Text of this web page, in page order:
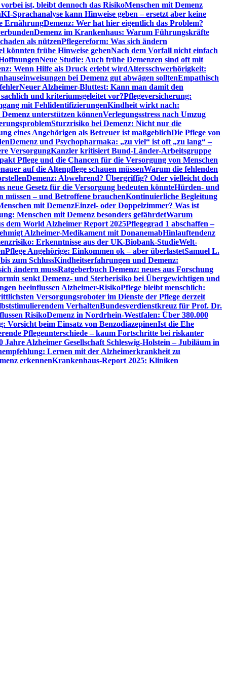
ist, bleibt dennoch das RisikoMenschen mit Demenz
KI-Sprachanalyse kann Hinweise geben – ersetzt aber keine
ErnährungDemenz: Wer hat hier eigentlich das Problem?
Demenz im Krankenhaus: Warum Führungskräfte
als nützenPflegereform: Was sich ändern
könnten frühe Hinweise gebenNach dem Vorfall nicht einfach
Neue Studie: Auch frühe Demenzen sind oft mit
Wenn Hilfe als Druck erlebt wirdAltersschwerhörigkeit:
bei Demenz gut abwägen solltenEmpathisch
Neuer Alzheimer-Bluttest: Kann man damit den
und kriteriumsgeleitet vor?Pflegeversicherung:
mit FehlidentifizierungenKindheit wirkt nach:
unterstützen könnenVerlegungsstress nach Umzug
Sturzrisiko bei Demenz: Nicht nur die
eines Angehörigen als Betreuer ist maßgeblichDie Pflege von
Demenz und Psychopharmaka: „zu viel“ ist oft „zu lang“ –
VersorgungKanzler kritisiert Bund-Länder-Arbeitsgruppe
Pflege und die Chancen für die Versorgung von Menschen
auf die Altenpflege schauen müssenWarum die fehlenden
Demenz: Abwehrend? Übergriffig? Oder vielleicht doch
neue Gesetz für die Versorgung bedeuten könnteHürden- und
– und Betroffene brauchenKontinuierliche Begleitung
mit DemenzEinzel- oder Doppelzimmer? Was ist
Menschen mit Demenz besonders gefährdetWarum
dem World Alzheimer Report 2025Pflegegrad 1 abschaffen –
Alzheimer-Medikament mit DonanemabHinlauftendenz
Erkenntnisse aus der UK-Biobank-StudieWelt-
Pflege Angehörige: Einkommen ok – aber überlastetSamuel L.
zum SchlussKindheitserfahrungen und Demenz:
ändern mussRatgeberbuch Demenz: neues aus Forschung
senkt Demenz- und Sterberisiko bei Übergewichtigen und
beeinflussen Alzheimer-RisikoPflege bleibt menschlich:
Versorgungsroboter im Dienste der Pflege derzeit
VerhaltenBundesverdienstkreuz für Prof. Dr.
RisikoDemenz in Nordrhein-Westfalen: Über 380.000
Vorsicht beim Einsatz von BenzodiazepinenIst die Ehe
Pflegeunterschiede – kaum Fortschritte bei riskanter
Jahre Alzheimer Gesellschaft Schleswig-Holstein – Jubiläum in
Lernen mit der Alzheimerkrankheit zu
erkennenKrankenhaus-Report 2025: Kliniken